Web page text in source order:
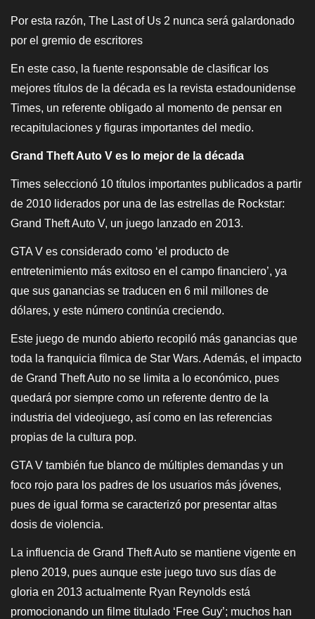
Por esta razón, The Last of Us 2 nunca será galardonado
por el gremio de escritores
En este caso, la fuente responsable de clasificar los
mejores títulos de la década es la revista estadounidense
Times, un referente obligado al momento de pensar en
recapitulaciones y figuras importantes del medio.
Grand Theft Auto V es lo mejor de la década
Times seleccionó 10 títulos importantes publicados a partir
de 2010 liderados por una de las estrellas de Rockstar:
Grand Theft Auto V, un juego lanzado en 2013.
GTA V es considerado como ‘el producto de
entretenimiento más exitoso en el campo financiero’, ya
que sus ganancias se traducen en 6 mil millones de
dólares, y este número continúa creciendo.
Este juego de mundo abierto recopiló más ganancias que
toda la franquicia fílmica de Star Wars. Además, el impacto
de Grand Theft Auto no se limita a lo económico, pues
quedará por siempre como un referente dentro de la
industria del videojuego, así como en las referencias
propias de la cultura pop.
GTA V también fue blanco de múltiples demandas y un
foco rojo para los padres de los usuarios más jóvenes,
pues de igual forma se caracterizó por presentar altas
dosis de violencia.
La influencia de Grand Theft Auto se mantiene vigente en
pleno 2019, pues aunque este juego tuvo sus días de
gloria en 2013 actualmente Ryan Reynolds está
promocionando un filme titulado ‘Free Guy’; muchos han